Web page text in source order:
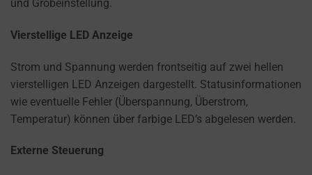
und Grobeinstellung.
Vierstellige LED Anzeige
Strom und Spannung werden frontseitig auf zwei hellen
vierstelligen LED Anzeigen dargestellt. Statusinformationen
wie eventuelle Fehler (Überspannung, Überstrom,
Temperatur) können über farbige LED’s abgelesen werden.
Externe Steuerung
uses
cookies
and
collects
you